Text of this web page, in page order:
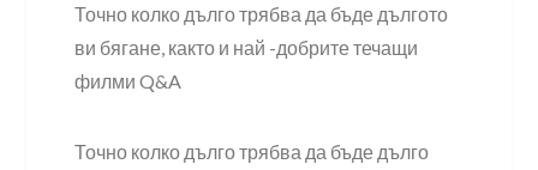
Точно колко дълго трябва да бъде дългото
ви бягане, както и най -добрите течащи
филми Q&A
Точно колко дълго трябва да бъде дълго